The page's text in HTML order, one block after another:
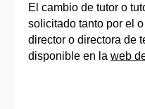
El cambio de tutor o
solicitado tanto por el
director o directora de
disponible en la web